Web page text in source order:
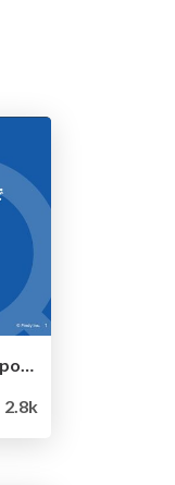
2.8k